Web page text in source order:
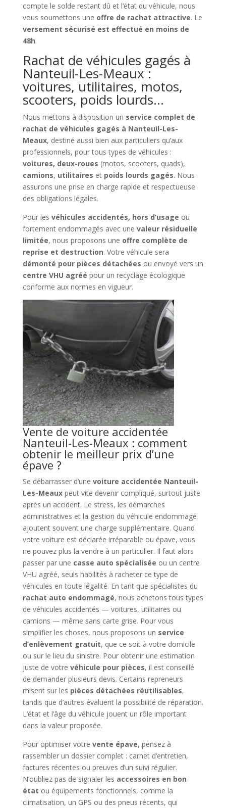
compte le solde restant dû et l’état du véhicule, nous
vous soumettons une offre de rachat attractive. Le
versement sécurisé est effectué en moins de
48h.
Rachat de véhicules gagés à
Nanteuil-Les-Meaux :
voitures, utilitaires, motos,
scooters, poids lourds…
Nous mettons à disposition un service complet de
rachat de véhicules gagés à Nanteuil-Les-
Meaux, destiné aussi bien aux particuliers qu’aux
professionnels, pour tous types de véhicules :
voitures, deux-roues (motos, scooters, quads),
camions, utilitaires et poids lourds gagés. Nous
assurons une prise en charge rapide et respectueuse
des obligations légales.
Pour les véhicules accidentés, hors d’usage ou
fortement endommagés avec une valeur résiduelle
limitée, nous proposons une offre complète de
reprise et destruction. Votre véhicule sera
démonté pour pièces détachées ou envoyé vers un
centre VHU agréé pour un recyclage écologique
conforme aux normes en vigueur.
Vente de voiture accidentée
Nanteuil-Les-Meaux : comment
obtenir le meilleur prix d’une
épave ?
Se débarrasser d’une voiture accidentée Nanteuil-
Les-Meauxpeut vite devenir compliqué, surtout juste
après un accident. Le stress, les démarches
administratives et la gestion du véhicule endommagé
ajoutent souvent une charge supplémentaire. Quand
votre voiture est déclarée irréparable ou épave, vous
ne pouvez plus la vendre à un particulier. Il faut alors
passer par une casse auto spécialisée ou un centre
VHU agréé, seuls habilités à racheter ce type de
véhicules en toute légalité. En tant que spécialistes du
rachat auto endommagé, nous achetons tous types
de véhicules accidentés — voitures, utilitaires ou
camions — même sans carte grise. Pour vous
simplifier les choses, nous proposons un service
d’enlèvement gratuit, que ce soit à votre domicile
ou sur le lieu du sinistre. Pour obtenir une estimation
juste de votre véhicule pour pièces, il est conseillé
de demander plusieurs devis. Certains repreneurs
misent sur les pièces détachées réutilisables,
tandis que d’autres évaluent la possibilité de réparation.
L’état et l’âge du véhicule jouent un rôle important
dans la valeur proposée.
Pour optimiser votre vente épave, pensez à
rassembler un dossier complet : carnet d’entretien,
factures récentes ou preuves d’un suivi régulier.
N’oubliez pas de signaler les accessoires en bon
état ou équipements fonctionnels, comme la
climatisation, un GPS ou des pneus récents, qui